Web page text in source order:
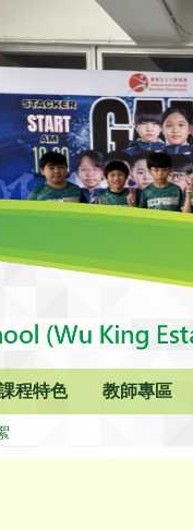
程特色 教師專區